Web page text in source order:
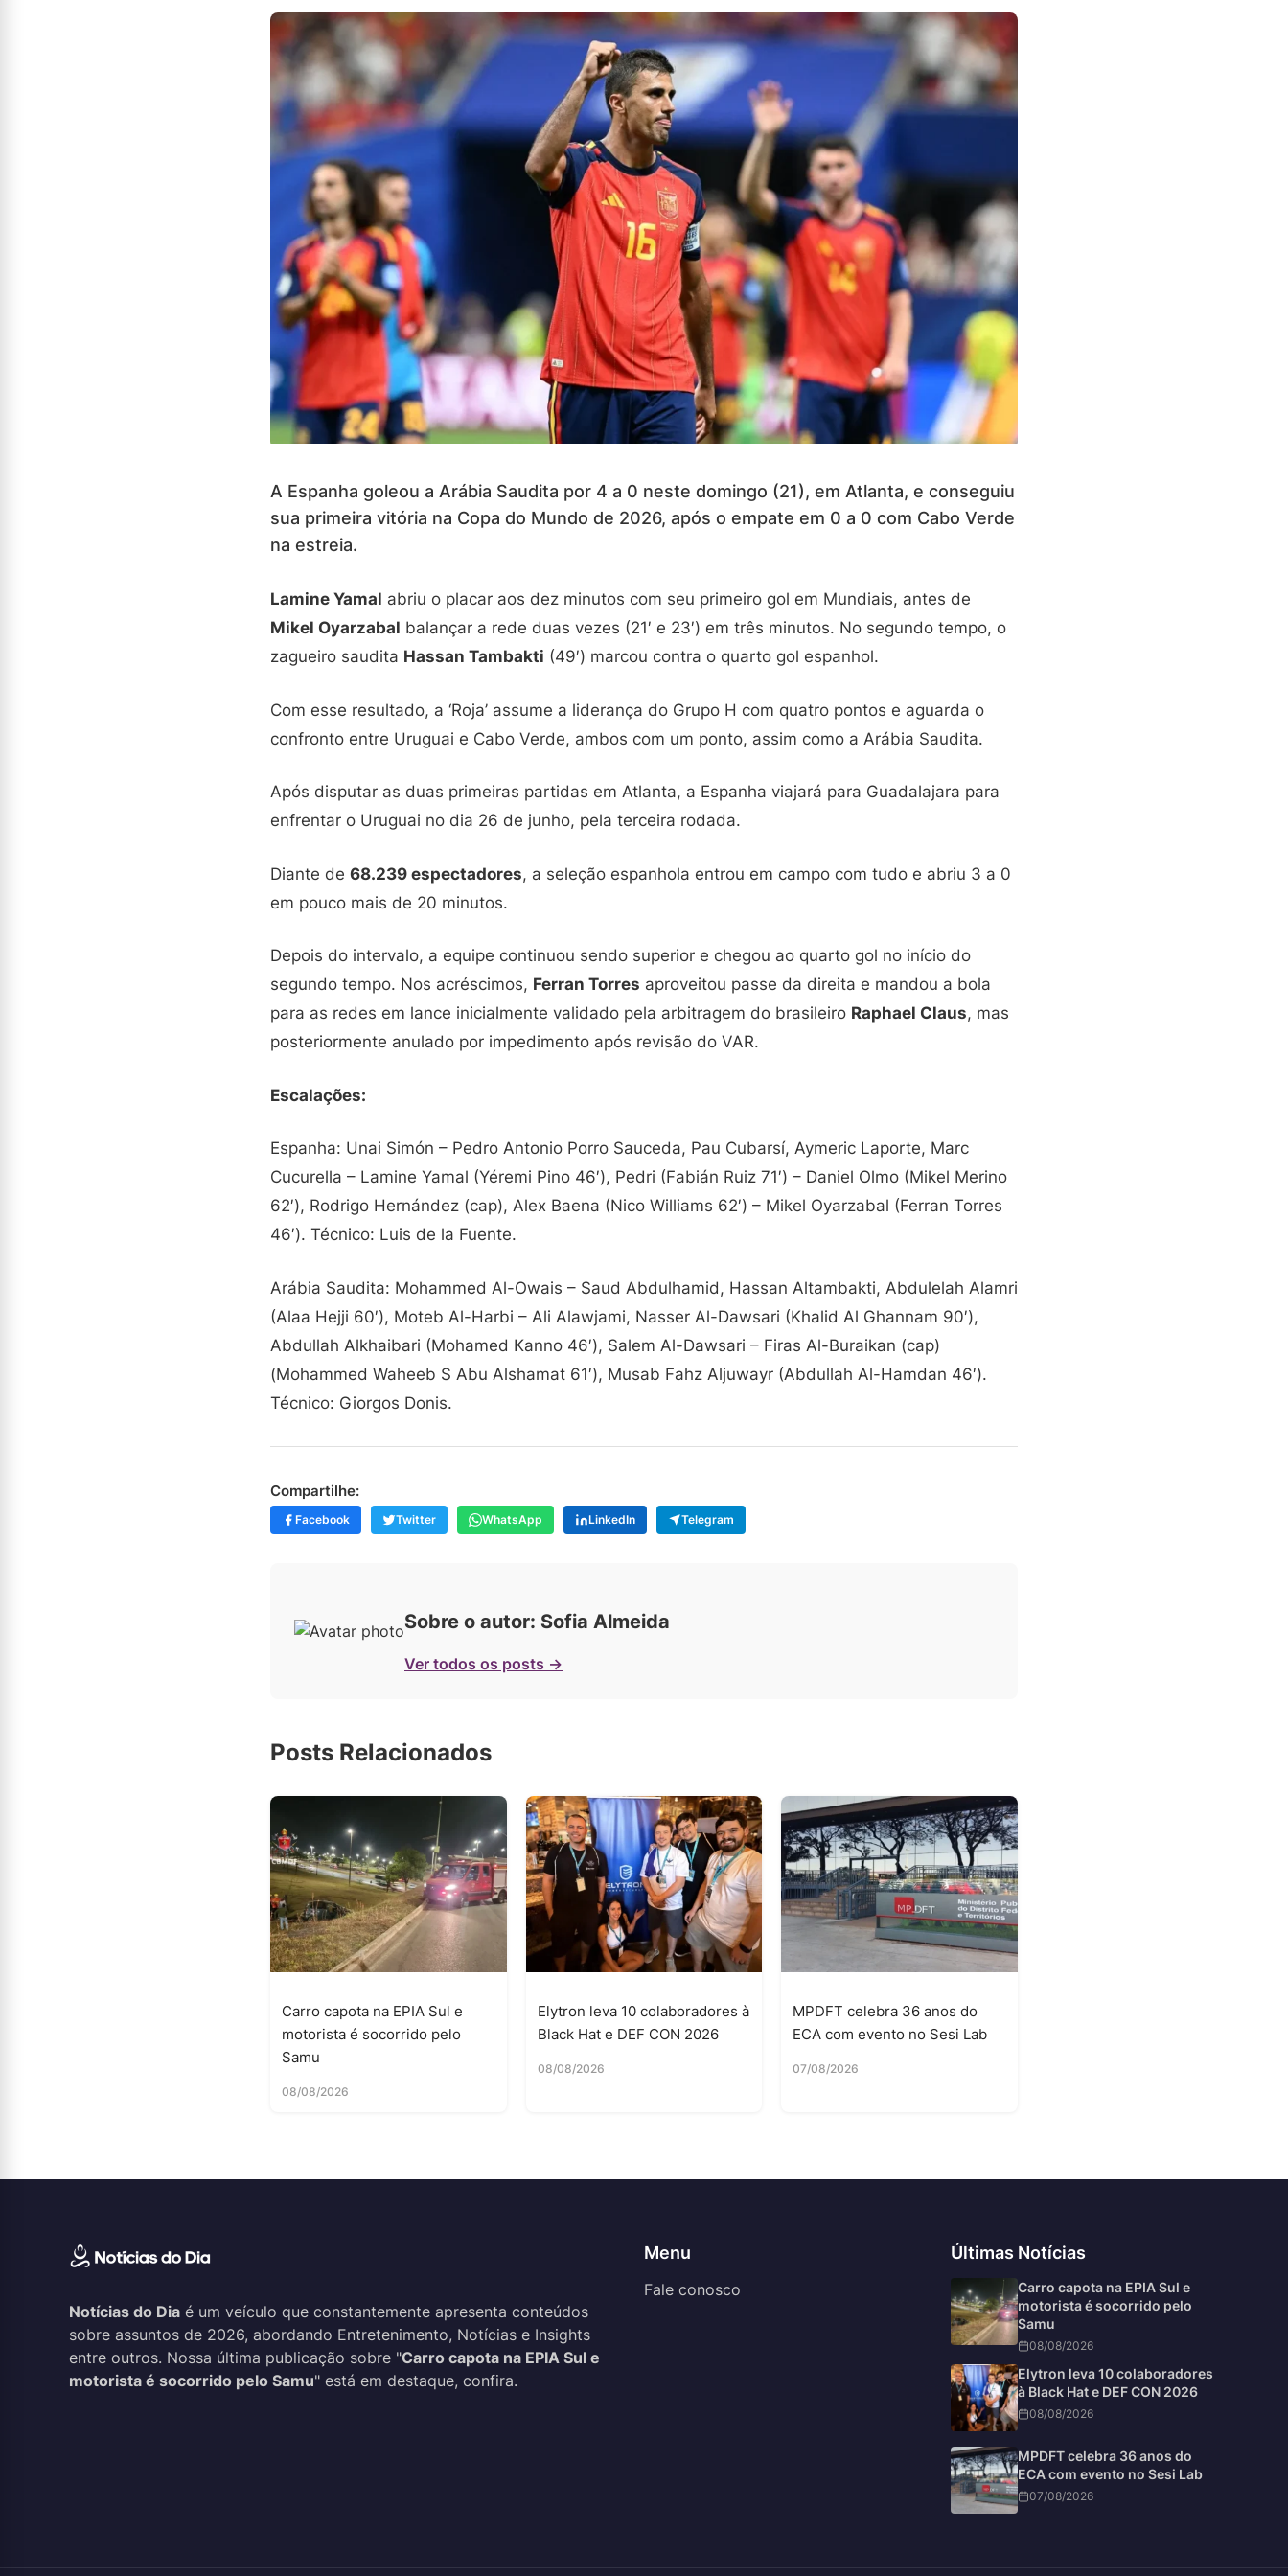
A Espanha goleou a Arábia Saudita por 4 a 0 neste domingo (21), em Atlanta, e conseguiu
sua primeira vitória na Copa do Mundo de 2026, após o empate em 0 a 0 com Cabo Verde
na estreia.
Lamine Yamal abriu o placar aos dez minutos com seu primeiro gol em Mundiais, antes de
Mikel Oyarzabal balançar a rede duas vezes (21′ e 23′) em três minutos. No segundo tempo, o
zagueiro saudita Hassan Tambakti (49′) marcou contra o quarto gol espanhol.
Com esse resultado, a ‘Roja’ assume a liderança do Grupo H com quatro pontos e aguarda o
confronto entre Uruguai e Cabo Verde, ambos com um ponto, assim como a Arábia Saudita.
Após disputar as duas primeiras partidas em Atlanta, a Espanha viajará para Guadalajara para
enfrentar o Uruguai no dia 26 de junho, pela terceira rodada.
Diante de 68.239 espectadores, a seleção espanhola entrou em campo com tudo e abriu 3 a 0
em pouco mais de 20 minutos.
Depois do intervalo, a equipe continuou sendo superior e chegou ao quarto gol no início do
segundo tempo. Nos acréscimos, Ferran Torres aproveitou passe da direita e mandou a bola
para as redes em lance inicialmente validado pela arbitragem do brasileiro Raphael Claus, mas
posteriormente anulado por impedimento após revisão do VAR.
Escalações:
Espanha: Unai Simón – Pedro Antonio Porro Sauceda, Pau Cubarsí, Aymeric Laporte, Marc
Cucurella – Lamine Yamal (Yéremi Pino 46′), Pedri (Fabián Ruiz 71′) – Daniel Olmo (Mikel Merino
62′), Rodrigo Hernández (cap), Alex Baena (Nico Williams 62′) – Mikel Oyarzabal (Ferran Torres
46′). Técnico: Luis de la Fuente.
Arábia Saudita: Mohammed Al-Owais – Saud Abdulhamid, Hassan Altambakti, Abdulelah Alamri
(Alaa Hejji 60′), Moteb Al-Harbi – Ali Alawjami, Nasser Al-Dawsari (Khalid Al Ghannam 90′),
Abdullah Alkhaibari (Mohamed Kanno 46′), Salem Al-Dawsari – Firas Al-Buraikan (cap)
(Mohammed Waheeb S Abu Alshamat 61′), Musab Fahz Aljuwayr (Abdullah Al-Hamdan 46′).
Técnico: Giorgos Donis.
Compartilhe:
Facebook Twitter WhatsApp LinkedIn Telegram
Sobre o autor: Sofia Almeida
Ver todos os posts →
Posts Relacionados
Carro capota na EPIA Sul e
motorista é socorrido pelo
Samu
08/08/2026
Elytron leva 10 colaboradores à
Black Hat e DEF CON 2026
08/08/2026
MPDFT celebra 36 anos do
ECA com evento no Sesi Lab
07/08/2026
Notícias do Dia é um veículo que constantemente apresenta conteúdos
sobre assuntos de 2026, abordando Entretenimento, Notícias e Insights
entre outros. Nossa última publicação sobre "Carro capota na EPIA Sul e
motorista é socorrido pelo Samu" está em destaque, confira.
Menu
Fale conosco
Últimas Notícias
Carro capota na EPIA Sul e
motorista é socorrido pelo
Samu
08/08/2026
Elytron leva 10 colaboradores
à Black Hat e DEF CON 2026
08/08/2026
MPDFT celebra 36 anos do
ECA com evento no Sesi Lab
07/08/2026